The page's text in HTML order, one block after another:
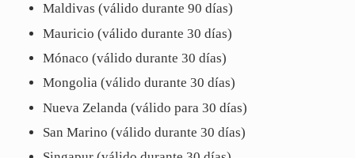
Maldivas (válido durante 90 días)
Mauricio (válido durante 30 días)
Mónaco (válido durante 30 días)
Mongolia (válido durante 30 días)
Nueva Zelanda (válido para 30 días)
San Marino (válido durante 30 días)